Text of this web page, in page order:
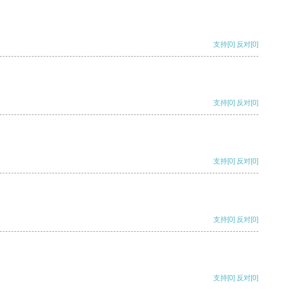
支持[0] 反对[0]
支持[0] 反对[0]
支持[0] 反对[0]
支持[0] 反对[0]
支持[0] 反对[0]